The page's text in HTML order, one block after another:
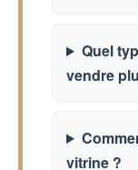
Quel
vendre
vitrine ?